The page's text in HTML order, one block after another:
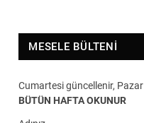
MESELE BÜLTENI
Cumartesi güncellenir,
BÜTÜN HAFTA OKUNUR